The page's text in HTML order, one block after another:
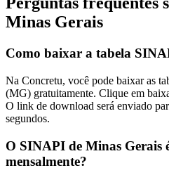
Minas Gerais
Como baixar a tabela
Na Concretu, você pode baixar as
(MG) gratuitamente. Clique em
O link de download será enviado
segundos.
O SINAPI de Minas Gerais
mensalmente?